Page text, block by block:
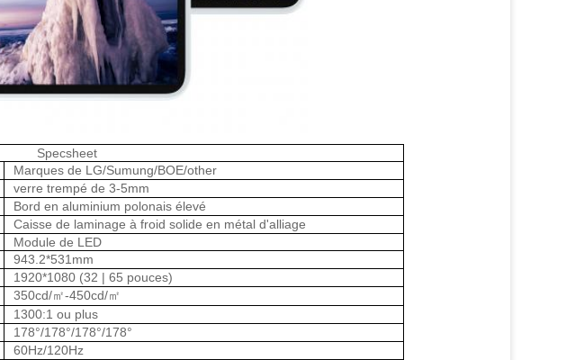
Specsheet
Marques de LG/Sumung/BOE/other
verre trempé de 3-5mm
Bord en aluminium polonais élevé
Caisse de laminage à froid solide en métal d'alliage
Module de LED
943.2*531mm
1920*1080 (32 | 65 pouces)
350cd/㎡-450cd/㎡
1300:1 ou plus
178°/178°/178°/178°
60Hz/120Hz